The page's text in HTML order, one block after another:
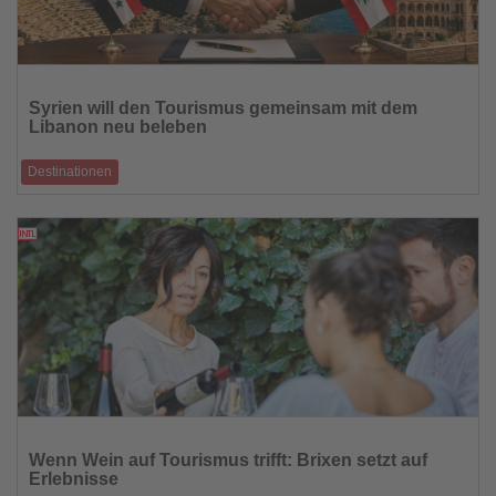
die
Nachrichten
Syrien will den Tourismus gemeinsam mit dem
Libanon neu beleben
Destinationen
grenzüberschreitende Reiserouten sol
17.07.2026
die
Nachrichten
Wenn Wein auf Tourismus trifft: Brixen setzt auf
Erlebnisse